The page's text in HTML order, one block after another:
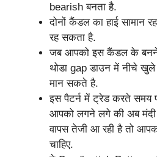
bearish बनता है.
दोनों कैंडल का हाई सामान
रह सकता है.
जब आपको इस कैंडल के बनने
थोडा gap डाउन में नीचे
मान सकते है.
इस पैटर्न में ट्रेड करते समय
आपको लगने लगे की अब
वापस तेजी आ रही है तो
चाहिए.